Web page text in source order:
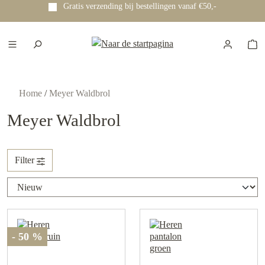
hoofdinhoud
Gratis verzending bij bestellingen vanaf €50,-
Home /Meyer Waldbrol
Meyer Waldbrol
Filter
- 50 %